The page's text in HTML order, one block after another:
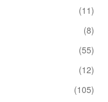
(11)
(8)
(55)
(12)
(105)